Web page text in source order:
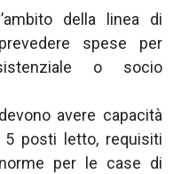
della linea di
spese per
o socio
avere capacità
posti letto, requisiti
per le case di